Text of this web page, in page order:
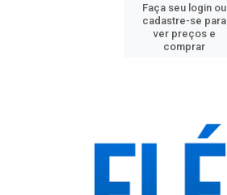
Faça seu login ou
cadastre-se para
ver preços e
comprar